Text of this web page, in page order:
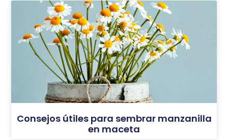
Consejos útiles para sembrar manzanilla
en maceta